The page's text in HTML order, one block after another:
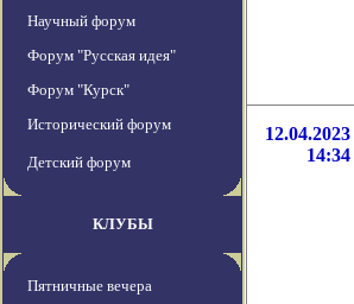
Научный форум
Форум "Русская идея"
Форум "Курск"
Исторический форум
Детский форум
КЛУБЫ
Пятничные вечера
12.04.2023
14:34